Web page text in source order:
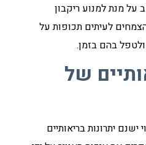
על מנת למנוע ריקבון
לעיתים תכופות על
בהם בזמן.
של
יתרונות בריאותיים